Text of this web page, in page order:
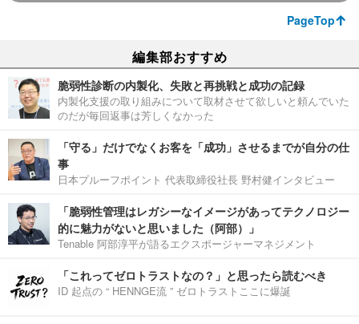
PageTop
編集部おすすめ
脆弱性診断の内製化、失敗と再挑戦と成功の記録
内製化支援の取り組みについて取材させて欲しいと頼んでいた
のだが毎回返事は芳しくなかった
「守る」だけでなくお客を「成功」させるまでが自分の仕
事
日本プルーフポイント 代表取締役社長 野村健インタビュー
「脆弱性管理はレガシーなイメージがあってテクノロジー
的に魅力がないと思いました（阿部）」
Tenable 阿部淳平が語るエクスポージャーマネジメント
「これってゼロトラストなの？」と思ったら読むべき
ID 起点の “ HENNGE流 ” ゼロトラストここに爆誕